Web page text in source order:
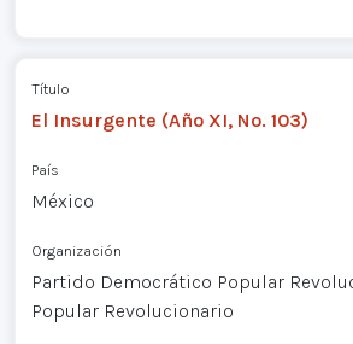
Título
El Insurgente (Año XI, No. 103)
País
México
Organización
Partido Democrático Popular
Popular Revolucionario